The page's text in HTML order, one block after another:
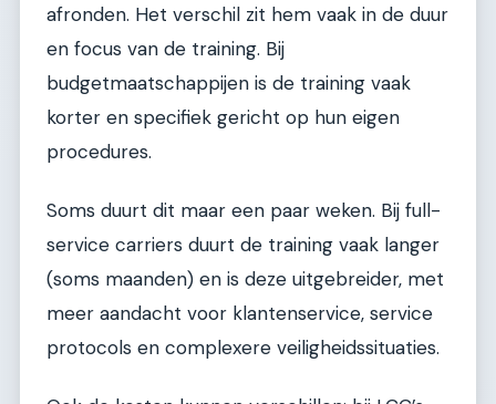
afronden. Het verschil zit hem vaak in de duur
en focus van de training. Bij
budgetmaatschappijen is de training vaak
korter en specifiek gericht op hun eigen
procedures.
Soms duurt dit maar een paar weken. Bij full-
service carriers duurt de training vaak langer
(soms maanden) en is deze uitgebreider, met
meer aandacht voor klantenservice, service
protocols en complexere veiligheidssituaties.